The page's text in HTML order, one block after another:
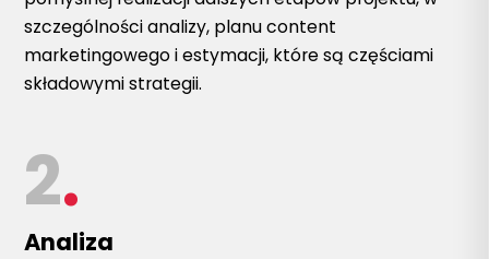
szczególności analizy, planu content
marketingowego i estymacji, które są częściami
składowymi strategii.
2.
Analiza